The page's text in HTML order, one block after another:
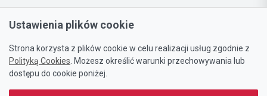
Ustawienia plików cookie
Strona korzysta z plików cookie w celu realizacji usług zgodnie z
Polityką Cookies . Możesz określić warunki przechowywania lub
dostępu do cookie poniżej.